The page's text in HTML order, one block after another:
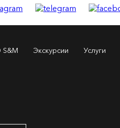
S&M Экскурсии Услуги